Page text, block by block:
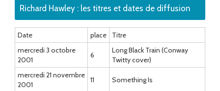
Richard Hawley : les titres et dates de diffusion
Date place
Titre
mercredi 3 octobre
2001
6
Long Black Train (Conway
Twitty cover)
mercredi 21 novembre
2001
11 Something Is